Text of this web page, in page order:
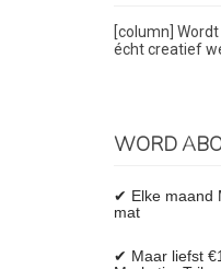
[column]
écht creatief
WORD
✔ Elke maand
mat
✔ Maar liefst